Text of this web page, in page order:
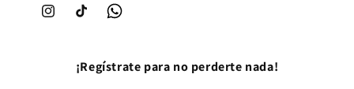
InstagramTikTok WhatsApp
¡Regístrate para no perderte nada!